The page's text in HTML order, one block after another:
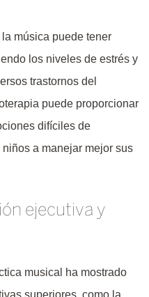
la música puede tener
los niveles de estrés y
trastornos del
puede proporcionar
difíciles de
a manejar mejor sus
ejecutiva y
musical ha mostrado
superiores, como la